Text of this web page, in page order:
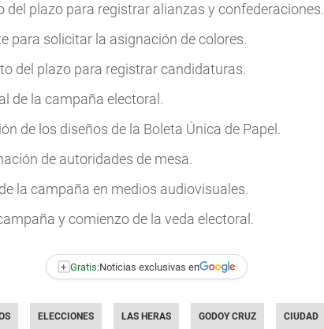
del plazo para registrar alianzas y confederaciones.
para solicitar la asignación de colores.
del plazo para registrar candidaturas.
de la campaña electoral.
de los diseños de la Boleta Única de Papel.
de autoridades de mesa.
la campaña en medios audiovisuales.
y comienzo de la veda electoral.
+ Gratis:Noticias exclusivas en
ELECCIONES LAS HERAS GODOY CRUZ CIUDAD